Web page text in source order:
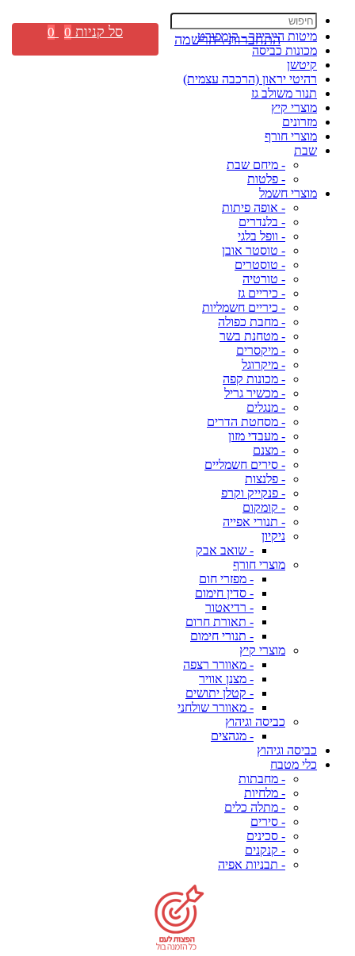
מיטות היירייזר - קומפורט
מכונות כביסה
קיטשן
רהיטי יראון (הרכבה עצמית)
תנור משולב גז
מוצרי קיץ
מזרונים
מוצרי חורף
שבת
- מיחם שבת
- פלטות
מוצרי חשמל
- אופה פיתות
- בלנדרים
- וופל בלגי
- טוסטר אובן
- טוסטרים
- טורטיה
- כיריים גז
- כיריים חשמליות
- מחבת כפולה
- מטחנת בשר
- מיקסרים
- מיקרוגל
- מכונות קפה
- מכשיר גריל
- מנגלים
- מסחטת הדרים
- מעבדי מזון
- מצנם
- סירים חשמליים
- פלנצות
- פנקייק וקרפ
- קומקום
- תנורי אפייה
ניקיון
- שואב אבק
מוצרי חורף
- מפזרי חום
- סדין חימום
- רדיאטור
- תאורת חרום
- תנורי חימום
מוצרי קיץ
- מאוורר רצפה
- מצנן אוויר
- קטלן יתושים
- מאוורר שולחני
כביסה וגיהוץ
- מגהצים
כביסה וגיהוץ
כלי מטבח
- מחבתות
- מלחיות
- מתלה כלים
- סירים
- סכינים
- קנקנים
- תבניות אפיה
התחברות \ הרשמה סל קניות 0
0